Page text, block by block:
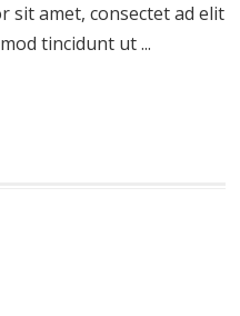
sit amet, consectet ad elit
tincidunt ut ...